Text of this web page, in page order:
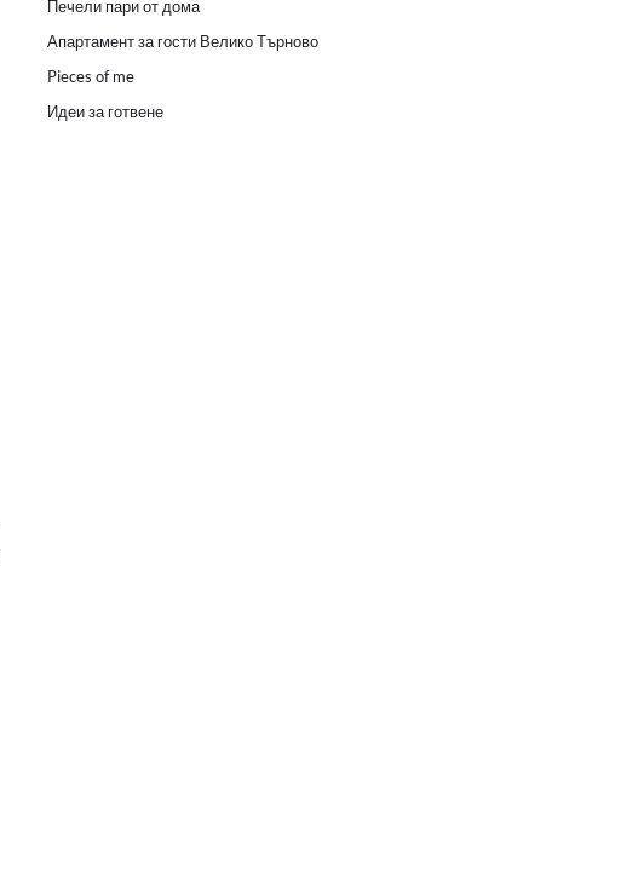
Печели пари от дома
Апартамент за гости Велико Търново
Pieces of me
Идеи за готвене